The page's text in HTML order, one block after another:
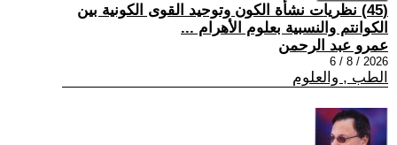
(45) نظريات نشأة الكون وتوحيد القوى الكونية بين
الكوانتم والنسبية بعلوم الأهرام ...
عمرو عبد الرحمن
2026 / 8 / 6
الطب , والعلوم